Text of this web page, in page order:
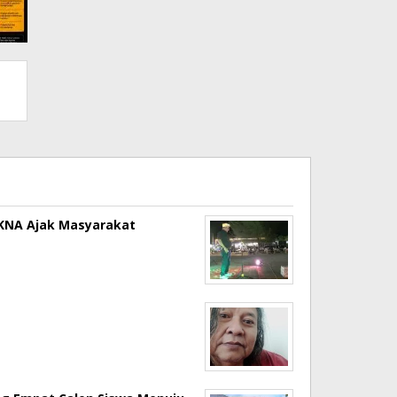
Ajak Masyarakat